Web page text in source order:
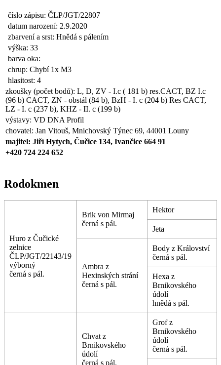
číslo zápisu: ČLP/JGT/22807
datum narození: 2.9.2020
zbarvení a srst: Hnědá s pálením
výška: 33
barva oka:
chrup: Chybí 1x M3
hlasitost: 4
zkoušky (počet bodů): L, D, ZV - I.c ( 181 b) res.CACT, BZ I.c
(96 b) CACT, ZN - obstál (84 b), BzH - I. c (204 b) Res CACT,
LZ - I. c (237 b), KHZ - II. c (199 b)
výstavy: VD DNA Profil
chovatel: Jan Vitouš, Mnichovský Týnec 69, 44001 Louny
majitel: Jiří Hytych, Čučice 134, Ivančice 664 91
+420 724 224 652
Rodokmen
Huro z Čučické
zelnice
ČLP/JGT/22143/19
výborný
černá s pál.
Brik von Mirmaj
černá s pál.
Hektor
Jeta
Ambra z
Hexinských strání
černá s pál.
Body z Království
černá s pál.
Hexa z
Brnikovského
údolí
hnědá s pál.
Chvat z
Brnikovského
údolí
černá s pál.
Grof z
Brnikovského
údolí
černá s pál.